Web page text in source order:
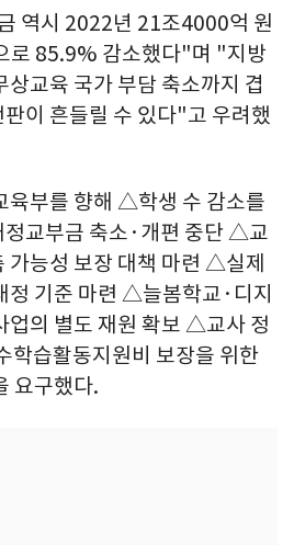
역시 2022년 21조4000억 원
로 85.9% 감소했다"며 "지방
상교육 국가 부담 축소까지 겹
이 흔들릴 수 있다"고 우려했
육부를 향해 △학생 수 감소를
정교부금 축소·개편 중단 △교
가능성 보장 대책 마련 △실제
정 기준 마련 △늘봄학교·디지
업의 별도 재원 확보 △교사 정
학습활동지원비 보장을 위한
요구했다.